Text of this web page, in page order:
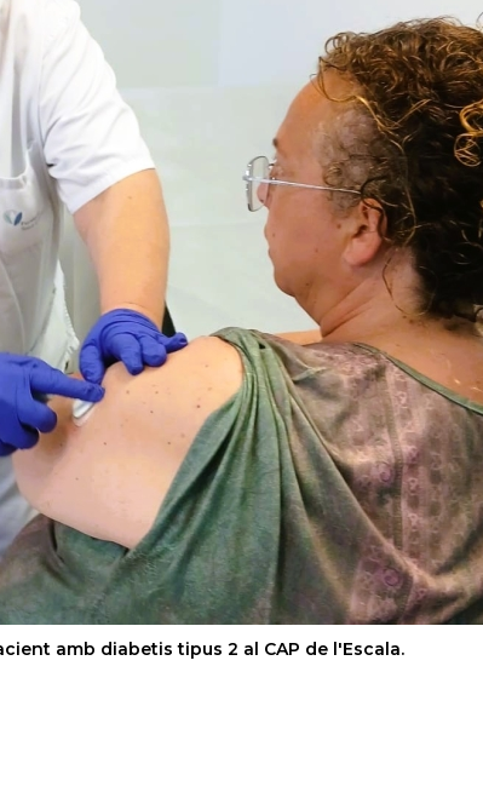
amb diabetis tipus 2 al CAP de l'Escala.